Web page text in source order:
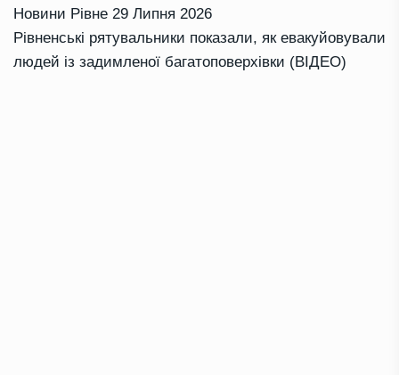
Новини Рівне 29 Липня 2026
Рівненські рятувальники показали, як евакуйовували
людей із задимленої багатоповерхівки (ВІДЕО)